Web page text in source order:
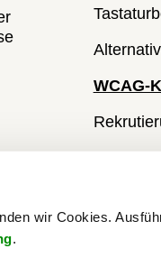
wir Cookies.
.
WCAG-